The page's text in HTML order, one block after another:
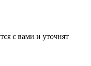
с вами и уточнят